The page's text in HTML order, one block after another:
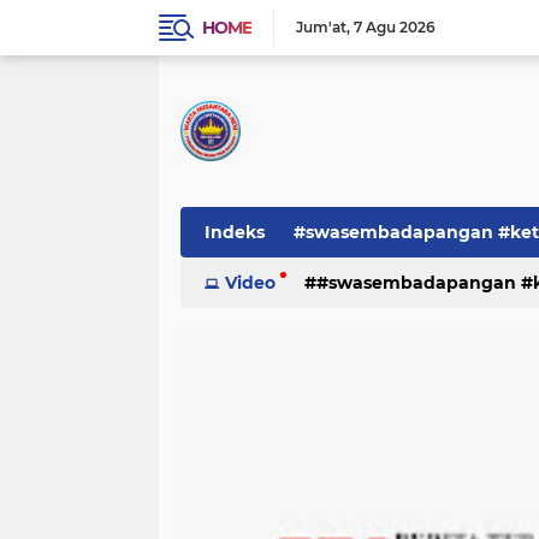
HOME Jum'at 7 Agu 2026
Indeks #swasembadapangan
Pemerintah PEMERINTAHAN
Video #swasembadapangan